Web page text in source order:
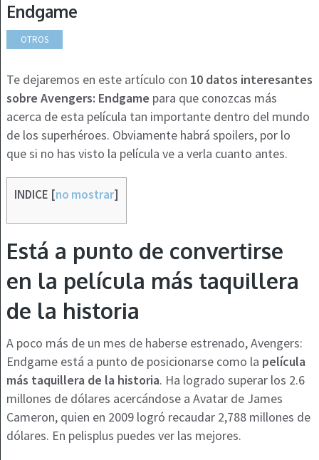
Endgame
OTROS
Te dejaremos en este artículo con 10 datos interesantes
sobre Avengers: Endgame para que conozcas más
acerca de esta película tan importante dentro del mundo
de los superhéroes. Obviamente habrá spoilers, por lo
que si no has visto la película ve a verla cuanto antes.
INDICE [no mostrar]
Está a punto de convertirse
en la película más taquillera
de la historia
A poco más de un mes de haberse estrenado, Avengers:
Endgame está a punto de posicionarse como la película
más taquillera de la historia. Ha logrado superar los 2.6
millones de dólares acercándose a Avatar de James
Cameron, quien en 2009 logró recaudar 2,788 millones de
dólares. En pelisplus puedes ver las mejores.